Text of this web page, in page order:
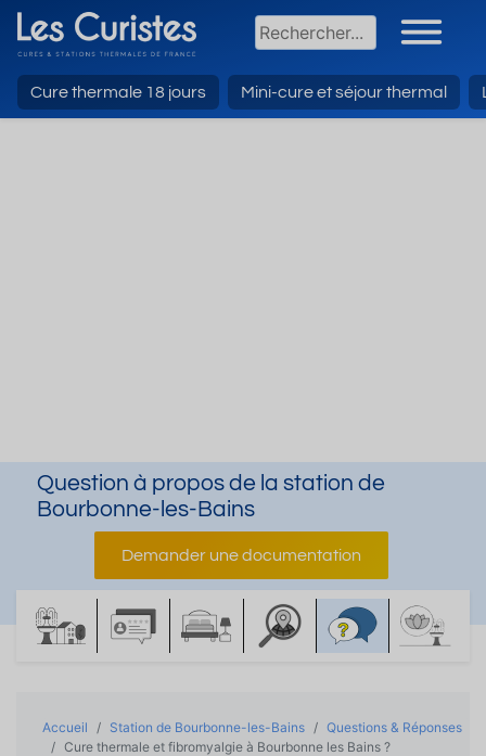
Cure thermale 18 jours Mini-cure et séjour thermal
Question à propos de la station de
Bourbonne-les-Bains
Demander une documentation
Accueil Station de Bourbonne-les-Bains
Questions & Réponses
Cure thermale et fibromyalgie à Bourbonne les Bains ?